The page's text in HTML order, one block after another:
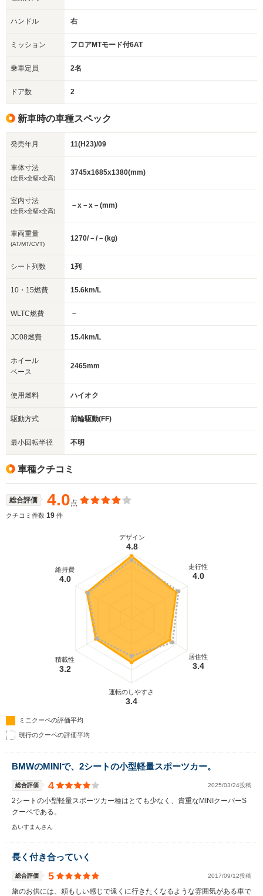
ハンドル 右
ミッション フロアMTモード付6AT
乗車定員 2名
ドア数 2
新車時の車種スペック
発売年月 11(H23)/09
車体寸法
(全長x全幅x全高)
3745x1685x1380(mm)
室内寸法
(全長x全幅x全高)
－x－x－(mm)
車両重量
(AT/MT/CVT)
1270/－/－(kg)
シート列数 1列
10・15燃費 15.6km/L
WLTC燃費 －
JC08燃費 15.4km/L
ホイール
ベース
2465mm
使用燃料 ハイオク
駆動方式 前輪駆動(FF)
最小回転半径 不明
車種クチコミ
総合評価 4.0点
クチコミ件数 19 件
デザイン
4.8
走行性
4.0
居住性
3.4
運転のしやすさ
3.4
積載性
3.2
維持費
4.0
ミニクーペの評価平均
現行のクーペの評価平均
BMWのMINIで、2シートの小型軽量スポーツカー。
総合評価 4 2025/03/24投稿
2シートの小型軽量スポーツカー種はとても少なく、貴重なMINIクーパーS
クーペである。
あいすまんさん
長く付き合っていく
総合評価 5 2017/09/12投稿
旅のお供には、頼もしい感じで遠くに行きたくなるような雰囲気がある車で